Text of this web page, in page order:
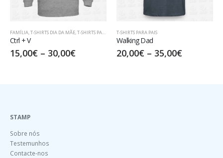
,T-SHIRTS DIA DA MÃE,T-SHIRTS PARA PAIS
+ V
€–30,00€
T-SHIRTS PARA PAIS
Walking Dad
20,00€–35,00€
STAMP
Sobre nós
Testemunhos
Contacte-nos